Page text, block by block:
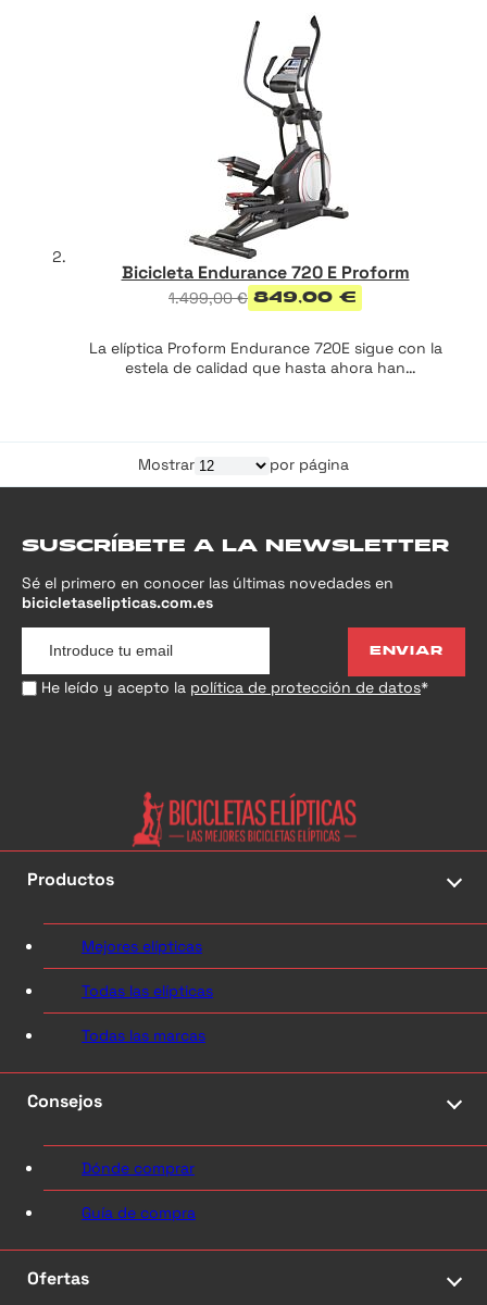
promesas de las elípticas, gracias a su capacidad de
adaptación a deportistas de todos los niveles y su
ergonomía. Os vengo a contar como ha sido mi
experiencia con esta bicicleta para que puedas
tomar una decisión informada sobre si este equipo
es adecuado para tí.
Bicicleta Endurance 720 E Proform
849,00 €
1.499,00 €
La elíptica Proform Endurance 720E sigue con la
estela de calidad que hasta ahora han
de los materiales utilizados para fabricarla, pero sus
aspectos positivos no quedan ahí. A través de esta
reseña sobre la ProForm Endurance 720E, quiero
encajar en tu viaje hacia un estilo de vida más
fitness integral y accesible para todos.
Mostrar por página
SUSCRÍBETE A LA NEWSLETTER
Sé el primero en conocer las últimas novedades en
bicicletaselipticas.com.es
ENVIAR
He leído y acepto la política de protección de datos*
Productos
Mejores elípticas
Todas las elípticas
Todas las marcas
Consejos
Dónde comprar
Guía de compra
Ofertas